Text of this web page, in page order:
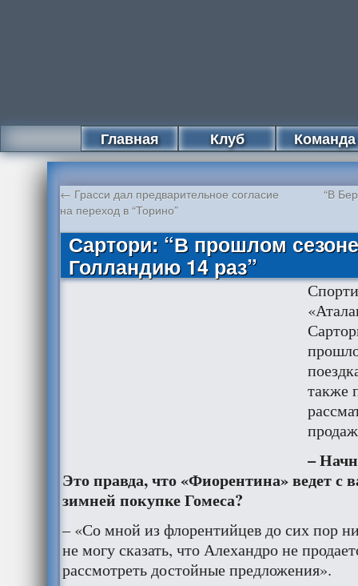
Главная Клуб Команда
← Грасси дал предварительное согласие
на переход в “Торино”
“В
Сартори: “В прошлом
Голландию 14 раз”
также
–
Это правда, что «Фиорентина» ведет с
зимней покупке Гомеса?
– «Со мной из флорентийцев до сих пор
не могу сказать, что Алехандро не
рассмотреть достойные предложения».